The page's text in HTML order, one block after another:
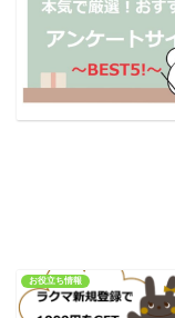
お役立ち情報